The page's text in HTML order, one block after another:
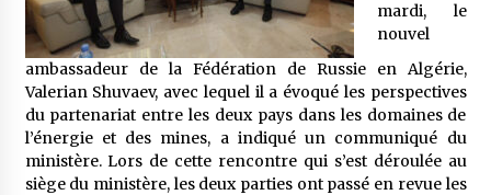
Le monstrueux vieillard (Un récit du Sud
algérien)
5 ans ago
Rencontre nocturne dans le désert (Un conte
touareg)
5 ans ago
mardi, le
nouvel
ambassadeur de la Fédération de Russie en Algérie,
Valerian Shuvaev, avec lequel il a évoqué les perspectives
du partenariat entre les deux pays dans les domaines de
l’énergie et des mines, a indiqué un communiqué du
ministère. Lors de cette rencontre qui s’est déroulée au
siège du ministère, les deux parties ont passé en revue les